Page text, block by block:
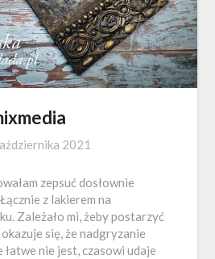
2021
zepsuć dosłownie
z lakierem na
Zależało mi, żeby postarzyć
się, że nadgryzanie
łatwe nie jest, czasowi udaje